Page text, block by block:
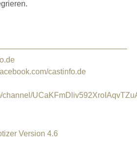
castinfo.de
channel/
Version 4.6